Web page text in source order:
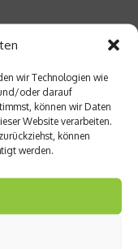
wir Technologien wie
oder darauf
können wir Daten
Website verarbeiten.
können
werden.